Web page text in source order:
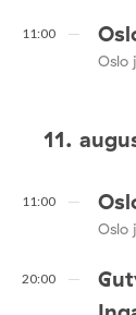
11:00
Oslo
11.
11:00
Oslo
20:00